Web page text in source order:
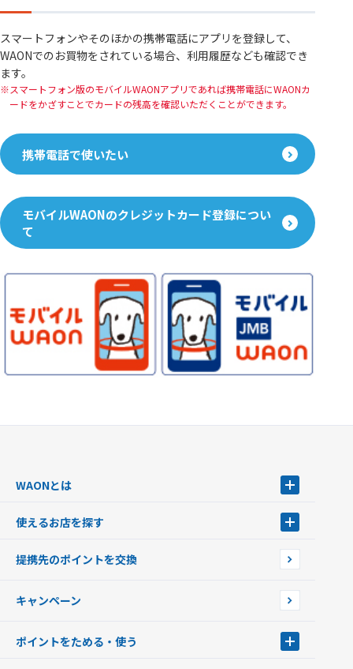
スマートフォンやそのほかの携帯電話にアプリを登録して、
WAONでのお買物をされている場合、利用履歴なども確認でき
ます。
スマートフォン版のモバイルWAONアプリであれば携帯電話にWAONカ
ードをかざすことでカードの残高を確認いただくことができます。
携帯電話で使いたい
モバイルWAONのクレジットカード登録につい
て
WAONとは
WAONを申込む
インターネット上でのお買い物について（ネット決済）
使えるお店を探す
店舗検索
イオン銀行ATM設置場所
提携先のポイントを交換
キャンペーン
ポイントをためる・使う